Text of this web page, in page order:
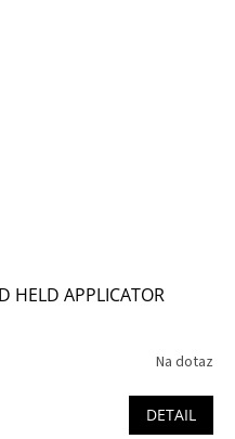
HELD APPLICATOR
Na dotaz
DETAIL